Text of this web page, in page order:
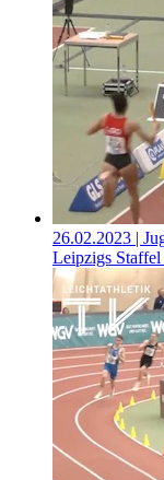
26.02.2023 |
Leipzigs Staffel